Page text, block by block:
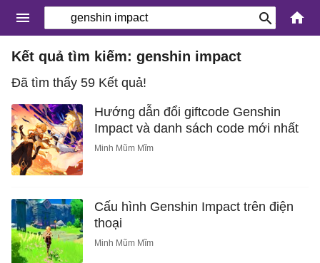
Kết quả tìm kiếm: genshin impact
Đã tìm thấy 59 Kết quả!
Hướng dẫn đổi giftcode Genshin
Impact và danh sách code mới nhất
Minh Mũm Mĩm
Cấu hình Genshin Impact trên điện
thoại
Minh Mũm Mĩm